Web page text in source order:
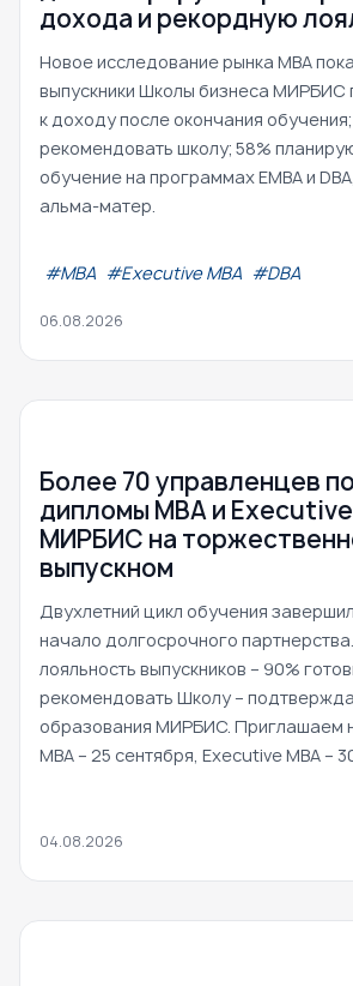
дохода и рекордную
Новое исследование рынка MBA
выпускники Школы бизнеса МИРБИС
к доходу после окончания
рекомендовать школу; 58%
обучение на программах EMBA и
альма-матер.
#МВА #Executive MBA #DBA
06.08.2026
Более 70 управленцев
дипломы MBA и
МИРБИС на
выпускном
Двухлетний цикл обучения
начало долгосрочного
лояльность выпускников – 90%
рекомендовать Школу –
образования МИРБИС. Приглашаем
MBA – 25 сентября, Executive MBA –
04.08.2026